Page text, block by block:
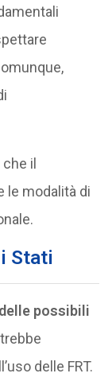
il
le modalità di
Stati
possibili
delle FRT.